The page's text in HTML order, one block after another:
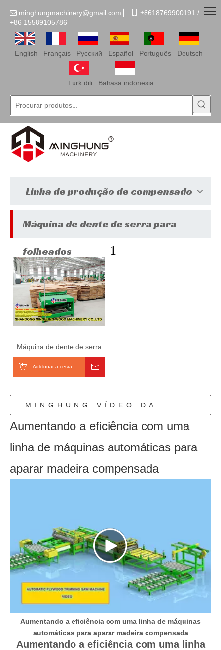
 minghungmachinery@gmail.com  +8618769900191 /
+86 15589105786
English Français Pусский Español Português Deutsch
Türk dili Bahasa indonesia
1
Linha de produção de compensado
Máquina de dente de serra para
folheados
Máquina de dente de serra
Adicionar a cesta
MINGHUNG VÍDEO DA
LINHA DE PRODUÇÃO
AUTOMÁTICA DE
COMPENSADO
Aumentando a eficiência com uma
linha de máquinas automáticas para
aparar madeira compensada
Aumentando a eficiência com uma linha de máquinas
automáticas para aparar madeira compensada
Aumentando a eficiência com uma linha